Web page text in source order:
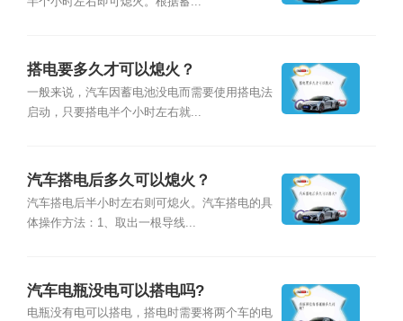
搭电要多久才可以熄火？
一般来说，汽车因蓄电池没电而需要使用搭电法
启动，只要搭电半个小时左右就...
汽车搭电后多久可以熄火？
汽车搭电后半小时左右则可熄火。汽车搭电的具
体操作方法：1、取出一根导线...
汽车电瓶没电可以搭电吗?
电瓶没有电可以搭电，搭电时需要将两个车的电